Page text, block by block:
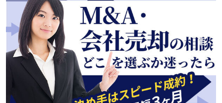
M&A総合研究所がフォーブスで語った「超高速M&A」と
は
M&A総合研究所がフォーブス（Forbes）で語った「超高
速M&A」まとめ